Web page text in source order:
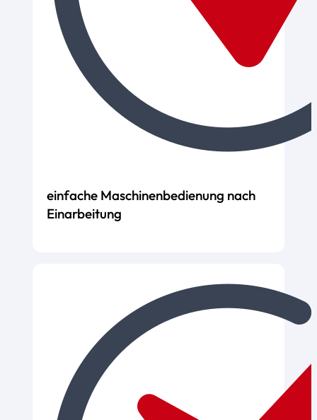
einfache Maschinenbedienung nach
Einarbeitung